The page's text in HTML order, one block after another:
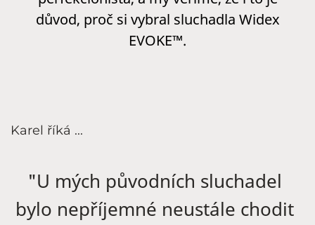
důvod, proč si vybral sluchadla Widex
EVOKE™.
Karel říká ...
"U mých původních sluchadel
bylo nepříjemné neustále chodit